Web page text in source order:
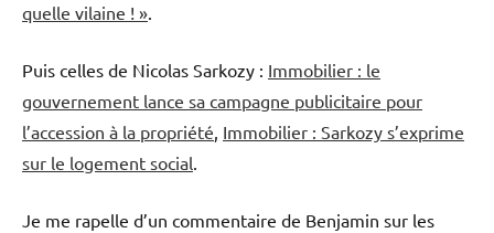
quelle vilaine ! ».
Puis celles de Nicolas Sarkozy : Immobilier : le
gouvernement lance sa campagne publicitaire pour
l’accession à la propriété, Immobilier : Sarkozy s’exprime
sur le logement social.
Je me rapelle d’un commentaire de Benjamin sur les